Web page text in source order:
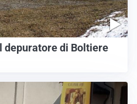
depuratore di Boltiere